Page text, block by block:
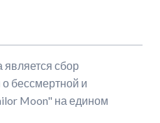
является сбор
бессмертной и
Moon" на едином